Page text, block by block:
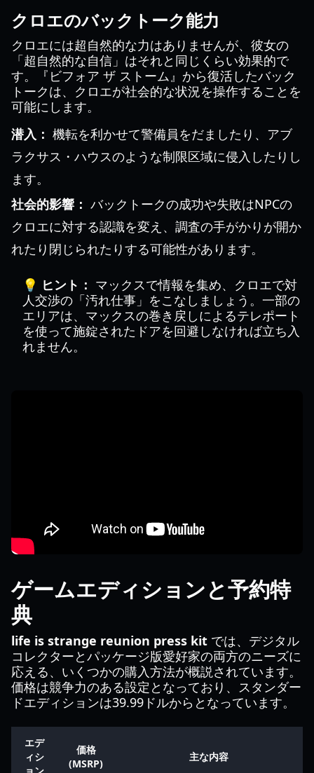
クロエのバックトーク能力
クロエには超自然的な力はありませんが、彼女の
「超自然的な自信」はそれと同じくらい効果的で
す。『ビフォア ザ ストーム』から復活したバック
トークは、クロエが社会的な状況を操作することを
可能にします。
潜入： 機転を利かせて警備員をだましたり、アブ
ラクサス・ハウスのような制限区域に侵入したりし
ます。
社会的影響： バックトークの成功や失敗はNPCの
クロエに対する認識を変え、調査の手がかりが開か
れたり閉じられたりする可能性があります。
💡 ヒント： マックスで情報を集め、クロエで対
人交渉の「汚れ仕事」をこなしましょう。一部の
エリアは、マックスの巻き戻しによるテレポート
を使って施錠されたドアを回避しなければ立ち入
れません。
ゲームエディションと予約特
典
life is strange reunion press kit では、デジタル
コレクターとパッケージ版愛好家の両方のニーズに
応える、いくつかの購入方法が概説されています。
価格は競争力のある設定となっており、スタンダー
ドエディションは39.99ドルからとなっています。
エデ
ィシ
価格
(MSRP)
主な内容